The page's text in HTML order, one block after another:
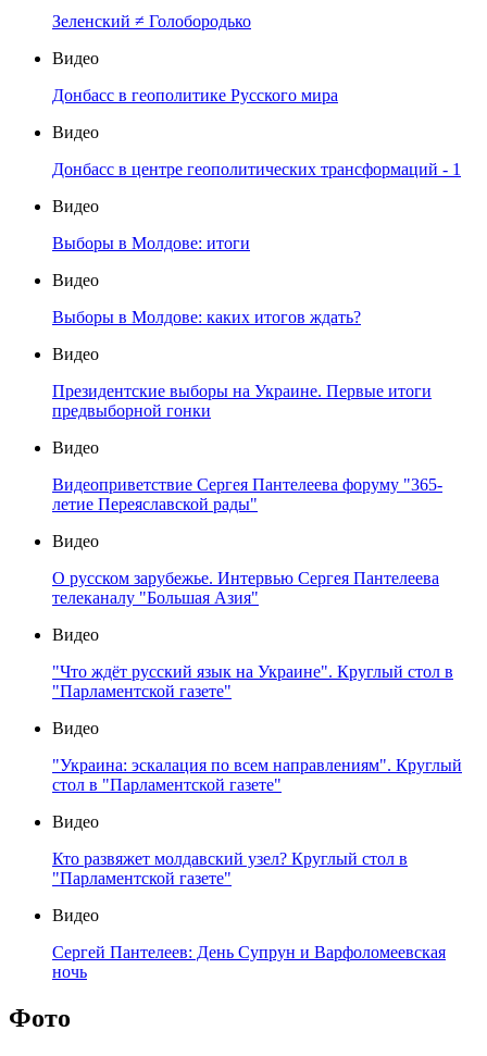
Зеленский ≠ Голобородько
Видео
Донбасс в геополитике Русского мира
Видео
Донбасс в центре геополитических трансформаций - 1
Видео
Выборы в Молдове: итоги
Видео
Выборы в Молдове: каких итогов ждать?
Видео
Президентские выборы на Украине. Первые итоги
предвыборной гонки
Видео
Видеоприветствие Сергея Пантелеева форуму "365-
летие Переяславской рады"
Видео
О русском зарубежье. Интервью Сергея Пантелеева
телеканалу "Большая Азия"
Видео
"Что ждёт русский язык на Украине". Круглый стол в
"Парламентской газете"
Видео
"Украина: эскалация по всем направлениям". Круглый
стол в "Парламентской газете"
Видео
Кто развяжет молдавский узел? Круглый стол в
"Парламентской газете"
Видео
Сергей Пантелеев: День Супрун и Варфоломеевская
ночь
Фото